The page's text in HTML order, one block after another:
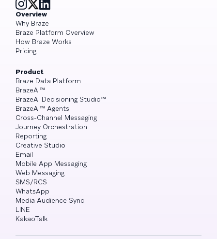
Overview
Why Braze
Braze Platform Overview
How Braze Works
Pricing
Product
Braze Data Platform
BrazeAI™
BrazeAI Decisioning Studio™
BrazeAI™ Agents
Cross-Channel Messaging
Journey Orchestration
Reporting
Creative Studio
Email
Mobile App Messaging
Web Messaging
SMS/RCS
WhatsApp
Media Audience Sync
LINE
KakaoTalk